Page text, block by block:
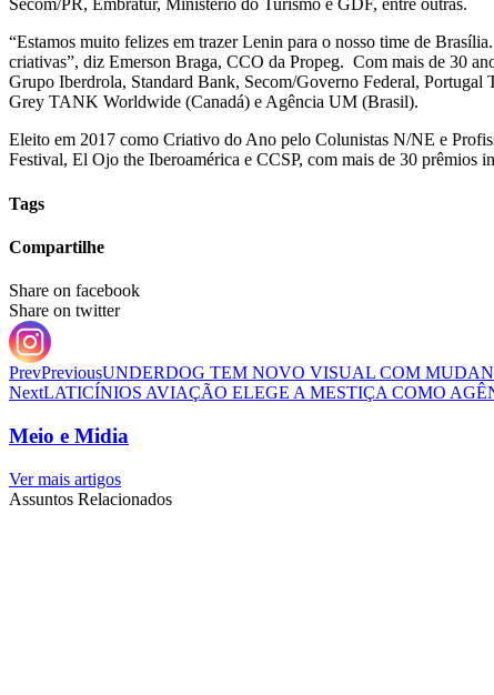
Secom/PR, Embratur, Ministério do Turismo e GDF, entre outras.
“Estamos muito felizes em trazer Lenin para o nosso time de
criativas”, diz Emerson Braga, CCO da Propeg. Com mais de 30
Grupo Iberdrola, Standard Bank, Secom/Governo Federal,
Grey TANK Worldwide (Canadá) e Agência UM (Brasil).
Eleito em 2017 como Criativo do Ano pelo Colunistas N/NE e
Festival, El Ojo the Iberoamérica e CCSP, com mais de 30 prêmios
Tags
Compartilhe
Share on facebook
Share on twitter
PrevPreviousUNDERDOG TEM NOVO VISUAL COM
NextLATICÍNIOS AVIAÇÃO ELEGE A MESTIÇA COMO
Meio e Midia
Ver mais artigos
Assuntos Relacionados